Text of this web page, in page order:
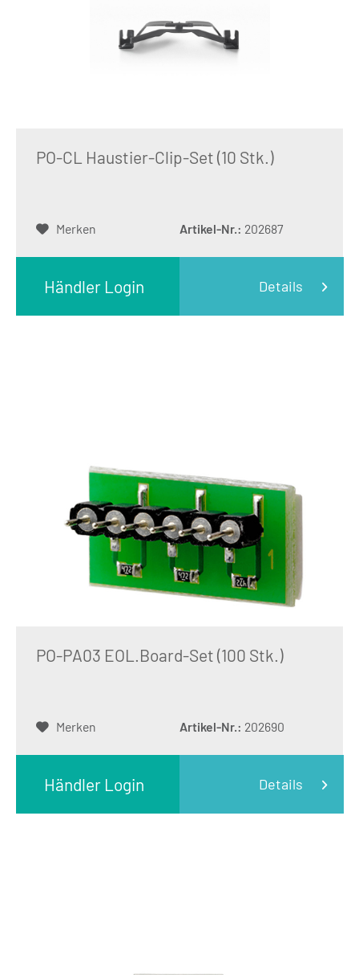
PO-CL Haustier-Clip-Set (10 Stk.)
Händler Login Details
Merken Artikel-Nr.: 202687
PO-PA03 EOL.Board-Set (100 Stk.)
Händler Login Details
Merken Artikel-Nr.: 202690